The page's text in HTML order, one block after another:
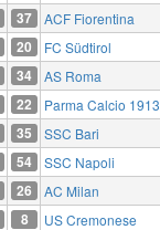
37 ACF Fiorentina
20 FC Südtirol
34 AS Roma
22 Parma Calcio 1913
35 SSC Bari
54 SSC Napoli
26 AC Milan
8 US Cremonese